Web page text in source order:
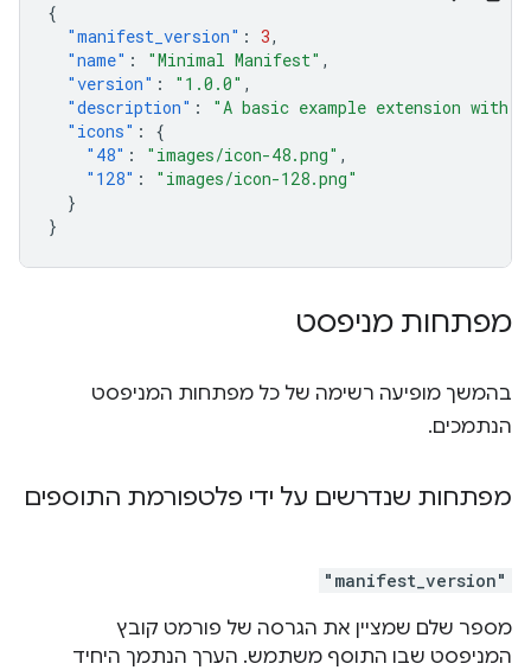
{
"manifest_version" : 3,
"name" : "Minimal Manifest" ,
"version" : "1.0.0" ,
"description" :
"A basic example extension with
"icons" :
{
"48" : "images/icon-48.png" ,
"128" :
"images/icon-128.png"
}
}
מפתחות מניפסט
בהמשך מופיעה רשימה של כל מפתחות המניפסט
הנתמכים.
מפתחות שנדרשים על ידי פלטפורמת התוספים
"manifest_version"
מספר שלם שמציין את הגרסה של פורמט קובץ
המניפסט שבו התוסף משתמש. הערך הנתמך היחיד